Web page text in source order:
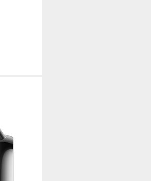
que el sitio ofrezca una mejor funcionalidad y
servicios hemos agregado a nuestras páginas. Si